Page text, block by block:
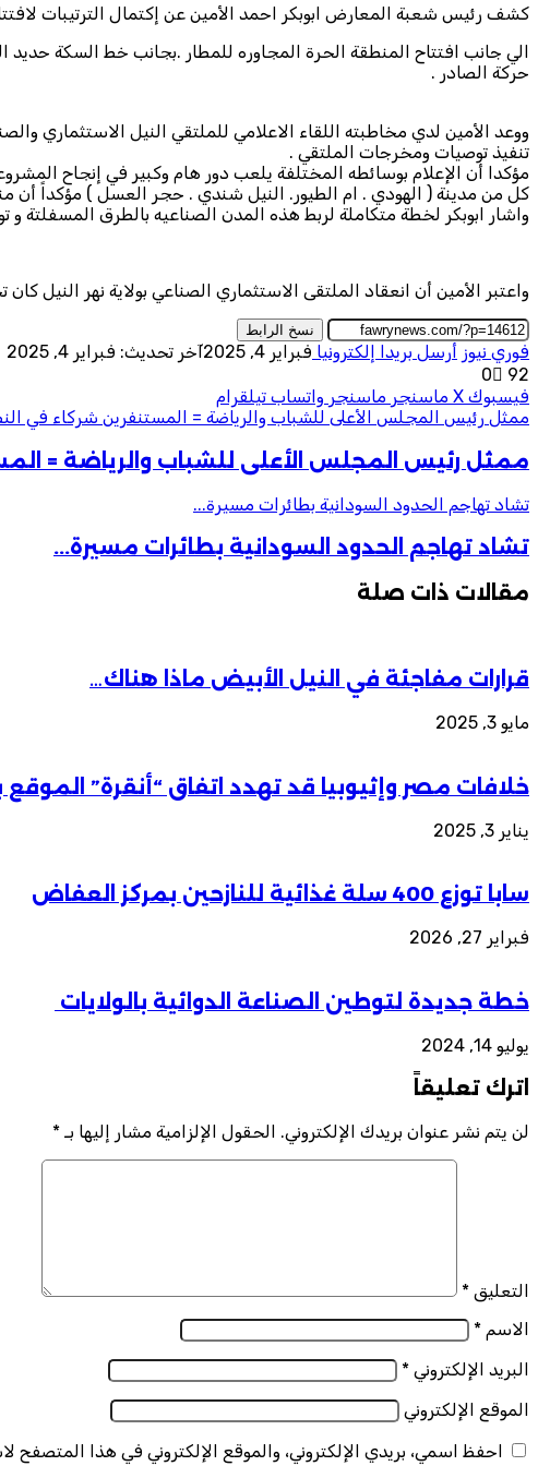
كشف رئيس شعبة المعارض ابوبكر احمد الأمين عن إكتمال الترتيبات
الي جانب افتتاح المنطقة الحرة المجاوره للمطار .بجانب خط السكة
حركة الصادر .
ووعد الأمين لدي مخاطبته اللقاء الاعلامي للملتقي النيل الاستثماري
تنفيذ توصيات ومخرجات الملتقي .
مؤكدا أن الإعلام بوسائطه المختلفة يلعب دور هام وكبير في إنجاح
كل من مدينة ( الهودي . ام الطيور. النيل شندي . حجر العسل ) مؤكداً أن منطقة ام الطيور الصناعية
واشار ابوبكر لخطة متكاملة لربط هذه المدن الصناعيه بالطرق المسفلتة و
واعتبر الأمين أن انعقاد الملتقى الاستثماري الصناعي بولاية نهر النيل
نسخ الرابط
فوري نيوز أرسل بريدا إلكترونيا فبراير 4, 2025
آخر تحديث: فبراير 4, 2025
0
92
فيسبوك ‫X ماسنجر ماسنجر واتساب تيلقرام
ممثل رئيس المجلس الأعلى للشباب والرياضة = المستنفرين شركاء في
ممثل رئيس المجلس الأعلى للشباب والرياضة =
تشاد تهاجم الحدود السودانية بطائرات مسيرة...
تشاد تهاجم الحدود السودانية بطائرات مسيرة...
مقالات ذات صلة
قرارات مفاجئة في النيل الأبيض ماذا هناك…
مايو 3, 2025
خلافات مصر وإثيوبيا قد تهدد اتفاق “أنقرة” الموقع
يناير 3, 2025
سابا توزع 400 سلة غذائية للنازحين بمركز العفاض
فبراير 27, 2026
خطة جديدة لتوطين الصناعة الدوائية بالولايات
يوليو 14, 2024
اترك تعليقاً
لن يتم نشر عنوان بريدك الإلكتروني. الحقول الإلزامية مشار إليها بـ *
التعليق *
الاسم *
البريد الإلكتروني *
الموقع الإلكتروني
احفظ اسمي، بريدي الإلكتروني، والموقع الإلكتروني في هذا المتصفح